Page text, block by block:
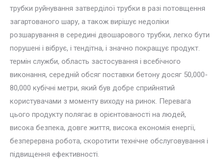
трубки руйнування затверділої трубки в разі потовщення
загартованого шару, а також вирішує недоліки
розшарування в середині двошарового трубки, легко бути
порушені і вібрує, і тендітна, і значно покращує продукт.
термін служби, область застосування і всебічного
виконання, середній обсяг поставки бетону досяг 50,000-
80,000 кубічні метри, який був добре сприйнятий
користувачами з моменту виходу на ринок. Перевага
цього продукту полягає в орієнтованості на людей,
висока безпека, довге життя, висока економія енергії,
безперервна робота, скоротити технічне обслуговування і
підвищення ефективності.